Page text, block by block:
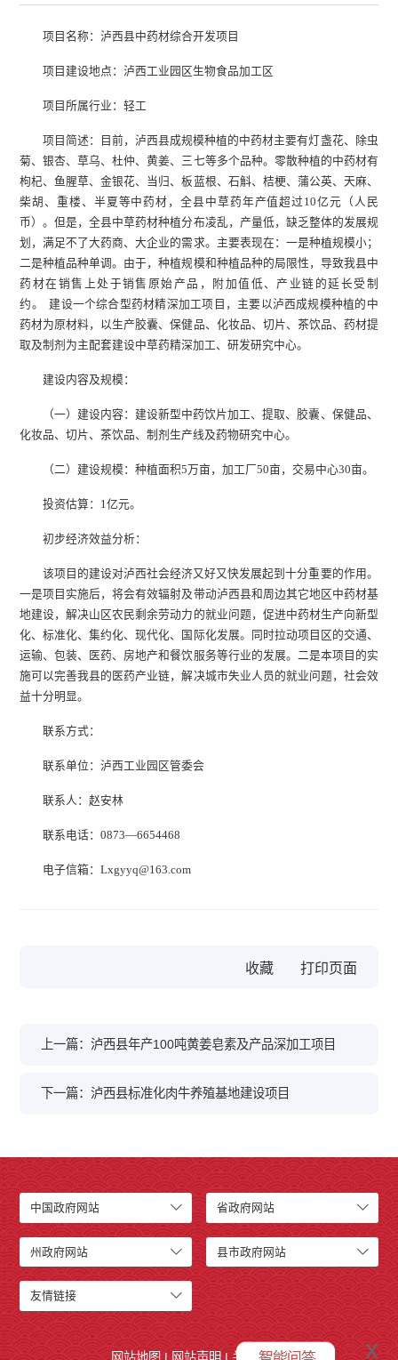
项目名称：泸西县中药材综合开发项目
项目建设地点：泸西工业园区生物食品加工区
项目所属行业：轻工
项目简述：目前，泸西县成规模种植的中药材主要有灯盏花、除虫
菊、银杏、草乌、杜仲、黄姜、三七等多个品种。零散种植的中药材有
枸杞、鱼腥草、金银花、当归、板蓝根、石斛、桔梗、蒲公英、天麻、
柴胡、重楼、半夏等中药材，全县中草药年产值超过10亿元（人民
币）。但是，全县中草药材种植分布凌乱，产量低，缺乏整体的发展规
划，满足不了大药商、大企业的需求。主要表现在：一是种植规模小；
二是种植品种单调。由于，种植规模和种植品种的局限性，导致我县中
药材在销售上处于销售原始产品，附加值低、产业链的延长受制
约。 建设一个综合型药材精深加工项目，主要以泸西成规模种植的中
药材为原材料，以生产胶囊、保健品、化妆品、切片、茶饮品、药材提
取及制剂为主配套建设中草药精深加工、研发研究中心。
建设内容及规模：
（一）建设内容：建设新型中药饮片加工、提取、胶囊、保健品、
化妆品、切片、茶饮品、制剂生产线及药物研究中心。
（二）建设规模：种植面积5万亩，加工厂50亩，交易中心30亩。
投资估算：1亿元。
初步经济效益分析：
该项目的建设对泸西社会经济又好又快发展起到十分重要的作用。
一是项目实施后，将会有效辐射及带动泸西县和周边其它地区中药材基
地建设，解决山区农民剩余劳动力的就业问题，促进中药材生产向新型
化、标准化、集约化、现代化、国际化发展。同时拉动项目区的交通、
运输、包装、医药、房地产和餐饮服务等行业的发展。二是本项目的实
施可以完善我县的医药产业链，解决城市失业人员的就业问题，社会效
益十分明显。
联系方式：
联系单位：泸西工业园区管委会
联系人：赵安林
联系电话：0873—6654468
电子信箱：Lxgyyq@163.com
收藏
上一篇：泸西县年产100吨黄姜皂素及产品深加工项目
下一篇：泸西县标准化肉牛养殖基地建设项目
中国政府网站 省政府网站
州政府网站 县市政府网站
友情链接
x